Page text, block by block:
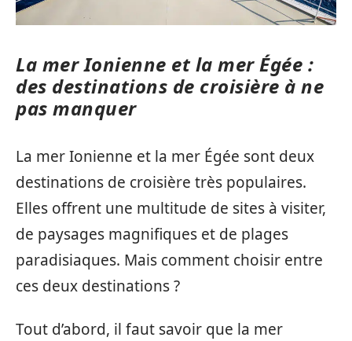
La mer Ionienne et la mer Égée :
des destinations de croisière à ne
pas manquer
La mer Ionienne et la mer Égée sont deux
destinations de croisière très populaires.
Elles offrent une multitude de sites à visiter,
de paysages magnifiques et de plages
paradisiaques. Mais comment choisir entre
ces deux destinations ?
Tout d’abord, il faut savoir que la mer